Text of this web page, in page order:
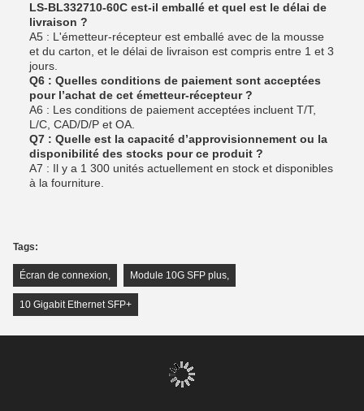
LS‑BL332710‑60C est-il emballé et quel est le délai de
livraison ?
A5 : L'émetteur-récepteur est emballé avec de la mousse
et du carton, et le délai de livraison est compris entre 1 et 3
jours.
Q6 : Quelles conditions de paiement sont acceptées
pour l’achat de cet émetteur-récepteur ?
A6 : Les conditions de paiement acceptées incluent T/T,
L/C, CAD/D/P et OA.
Q7 : Quelle est la capacité d’approvisionnement ou la
disponibilité des stocks pour ce produit ?
A7 : Il y a 1 300 unités actuellement en stock et disponibles
à la fourniture.
Tags:
Écran de connexion, Module 10G SFP plus,
10 Gigabit Ethernet SFP+